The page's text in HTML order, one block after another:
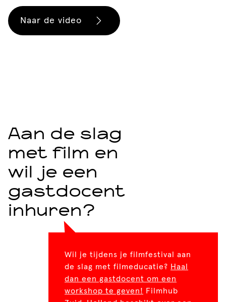
Naar de video
Aan de slag
met film en
wil je een
gastdocent
inhuren?
Wil je tijdens je filmfestival aan
de slag met filmeducatie? Haal
dan een gastdocent om een
workshop te geven! Filmhub